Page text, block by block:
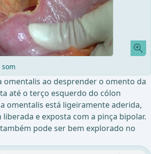
som
omentalis ao desprender o omento da
até o terço esquerdo do cólon
omentalis está ligeiramente aderida,
e exposta com a pinça bipolar.
pode ser bem explorado no